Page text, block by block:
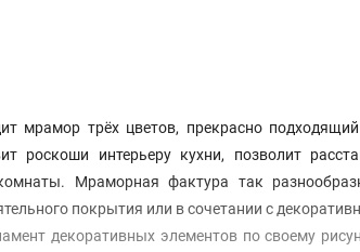
мрамор трёх цветов, прекрасно
роскоши интерьеру кухни, позволит
Мраморная фактура так
покрытия или в сочетании с
декоративных элементов по своему